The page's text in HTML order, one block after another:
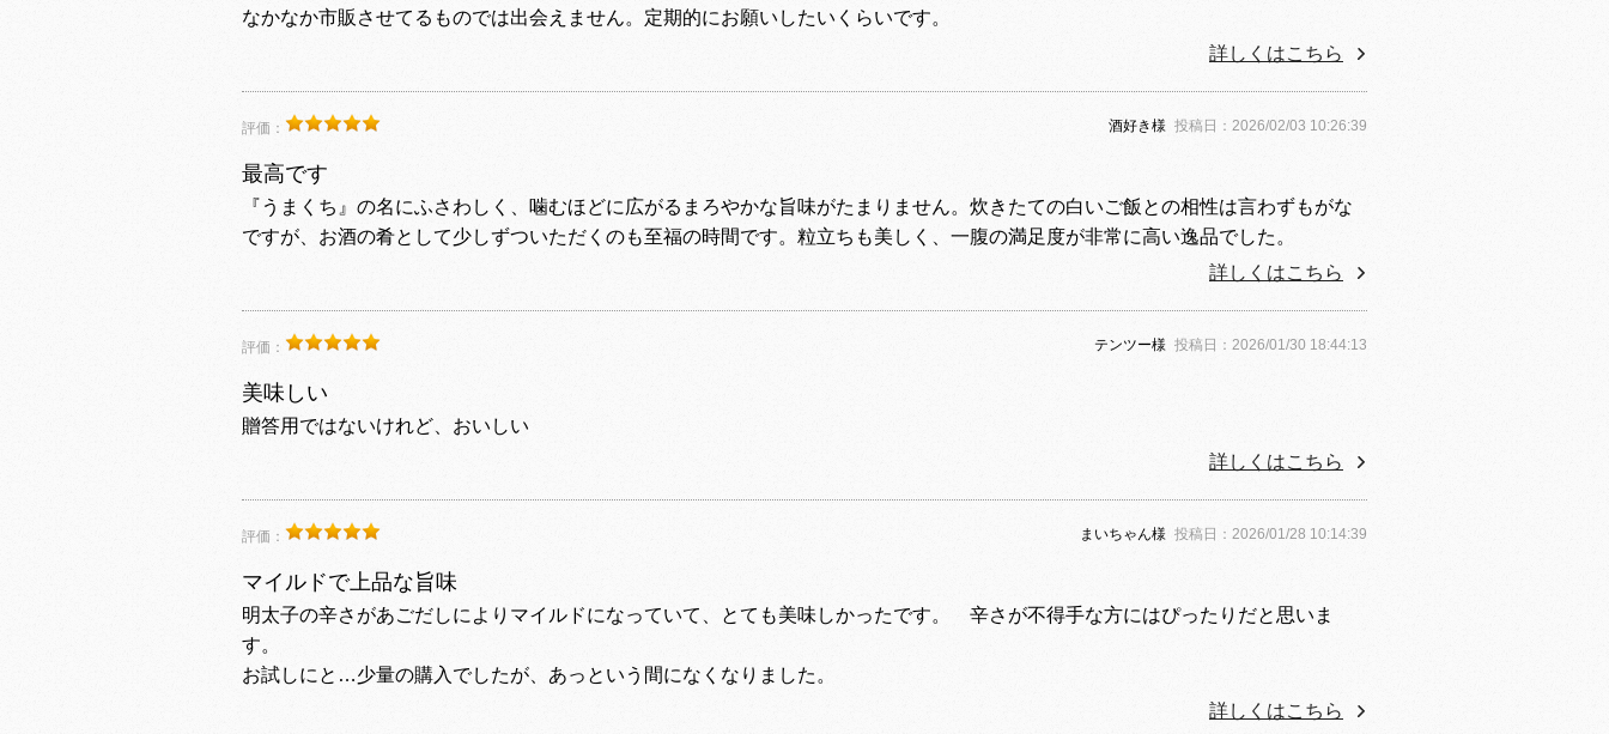
なかなか市販させてるものでは出会えません。定期的にお願いしたいくらいです。
詳しくはこちら
評価： 酒好き様 投稿日：2026/02/03 10:26:39
最高です
『うまくち』の名にふさわしく、噛むほどに広がるまろやかな旨味がたまりません。炊きたての白いご飯との相性は言わずもがな
ですが、お酒の肴として少しずついただくのも至福の時間です。粒立ちも美しく、一腹の満足度が非常に高い逸品でした。
詳しくはこちら
評価： テンツー様 投稿日：2026/01/30 18:44:13
美味しい
贈答用ではないけれど、おいしい
詳しくはこちら
評価： まいちゃん様 投稿日：2026/01/28 10:14:39
マイルドで上品な旨味
明太子の辛さがあごだしによりマイルドになっていて、とても美味しかったです。 辛さが不得手な方にはぴったりだと思いま
す。
お試しにと…少量の購入でしたが、あっという間になくなりました。
詳しくはこちら